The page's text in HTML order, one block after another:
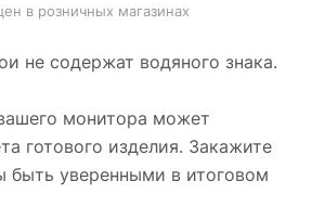
в розничных магазинах
не содержат водяного знака.
монитора может
готового изделия. Закажите
быть уверенными в итоговом